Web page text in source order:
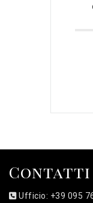
Contatti
Ufficio: +39 095